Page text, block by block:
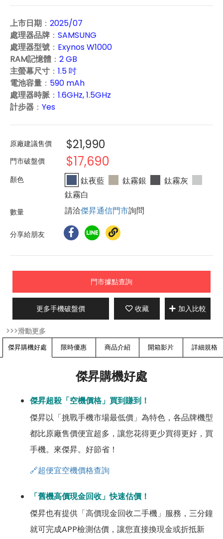
上市日期 ： 2025/07
處理器品牌 ： SAMSUNG
處理器型號 ： Exynos W1000
RAM記憶體 ： 2 GB
主螢幕尺寸 ： 1.5 吋
電池容量 ： 590 mAh
處理器時脈： 1.6GHz, 1.5GHz
計步器 ： Yes
原廠建議售價 $21,990
門市破盤價 $17,690
鈦夜藍 鈦霧銀
鈦霧灰
鈦霧白
請洽傑昇通信門市詢問
分享給朋友
門市據點查詢
更多手機破盤價 收藏 加入比較
傑昇購機好處 限時優惠 商品介紹 開箱影片 詳細規格
傑昇購機好處
傑昇超殺「空機價格」買到賺到！
傑昇以「挑戰手機市場最低價」為特色，各品牌機型
都比原廠售價便宜超多，讓您花得更少買得更好，買
手機。來傑昇。好節省！
🔗超便宜空機價格查詢
「舊機高價現金回收」快速估價！
傑昇也有提供「高價現金回收二手機」服務，三分鐘
就可完成APP檢測估價，讓您直接換現金或折抵新